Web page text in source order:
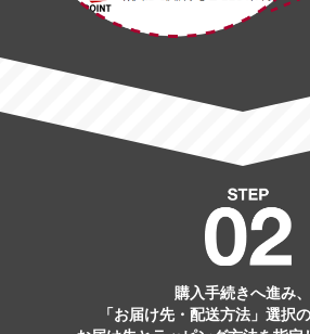
購入手続きへ進み、
「お届け先・配送方法」選択